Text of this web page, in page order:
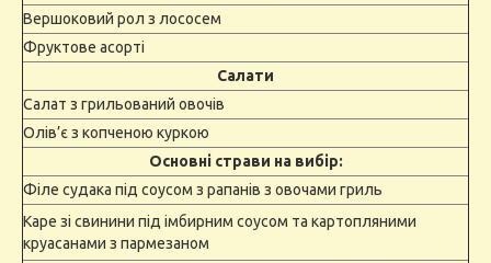
Вершоковий рол з лососем
Фруктове асорті
Салати
Салат з грильований овочів
Олів’є з копченою куркою
Основні страви на вибір:
Філе судака під соусом з рапанів з овочами гриль
Каре зі свинини під імбирним соусом та картопляними
круасанами з пармезаном